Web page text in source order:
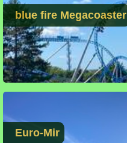
blue fire Megacoaster
Euro-Mir